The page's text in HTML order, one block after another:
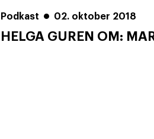
Podkast 02. oktober 2018
HELGA GUREN OM: